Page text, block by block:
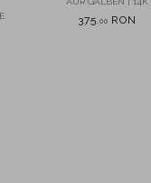
375 ,00 RON